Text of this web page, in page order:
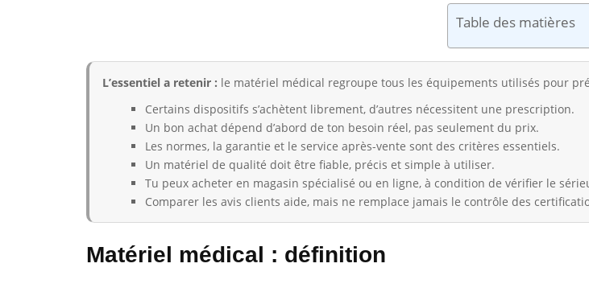
Table des matières
L’essentiel a retenir : le matériel médical regroupe tous les équipements utilisés pour
Certains dispositifs s’achètent librement, d’autres nécessitent une prescription.
Un bon achat dépend d’abord de ton besoin réel, pas seulement du prix.
Les normes, la garantie et le service après-vente sont des critères essentiels.
Un matériel de qualité doit être fiable, précis et simple à utiliser.
Tu peux acheter en magasin spécialisé ou en ligne, à condition de vérifier le
Comparer les avis clients aide, mais ne remplace jamais le contrôle des
Matériel médical : définition